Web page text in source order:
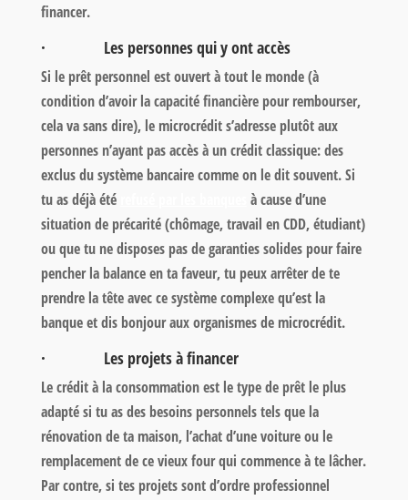
financer.
· Les personnes qui y ont accès
Si le prêt personnel est ouvert à tout le monde (à
condition d’avoir la capacité financière pour rembourser,
cela va sans dire), le microcrédit s’adresse plutôt aux
personnes n’ayant pas accès à un crédit classique: des
exclus du système bancaire comme on le dit souvent. Si
tu as déjà été
à cause d’une
situation de précarité (chômage, travail en CDD, étudiant)
ou que tu ne disposes pas de garanties solides pour faire
pencher la balance en ta faveur, tu peux arrêter de te
prendre la tête avec ce système complexe qu’est la
banque et dis bonjour aux organismes de microcrédit.
· Les projets à financer
Le crédit à la consommation est le type de prêt le plus
adapté si tu as des besoins personnels tels que la
rénovation de ta maison, l’achat d’une voiture ou le
remplacement de ce vieux four qui commence à te lâcher.
Par contre, si tes projets sont d’ordre professionnel